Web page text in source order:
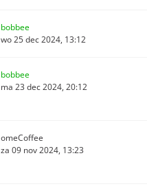
bobbee
wo 25 dec 2024, 13:12
bobbee
ma 23 dec 2024, 20:12
omeCoffee
za 09 nov 2024, 13:23